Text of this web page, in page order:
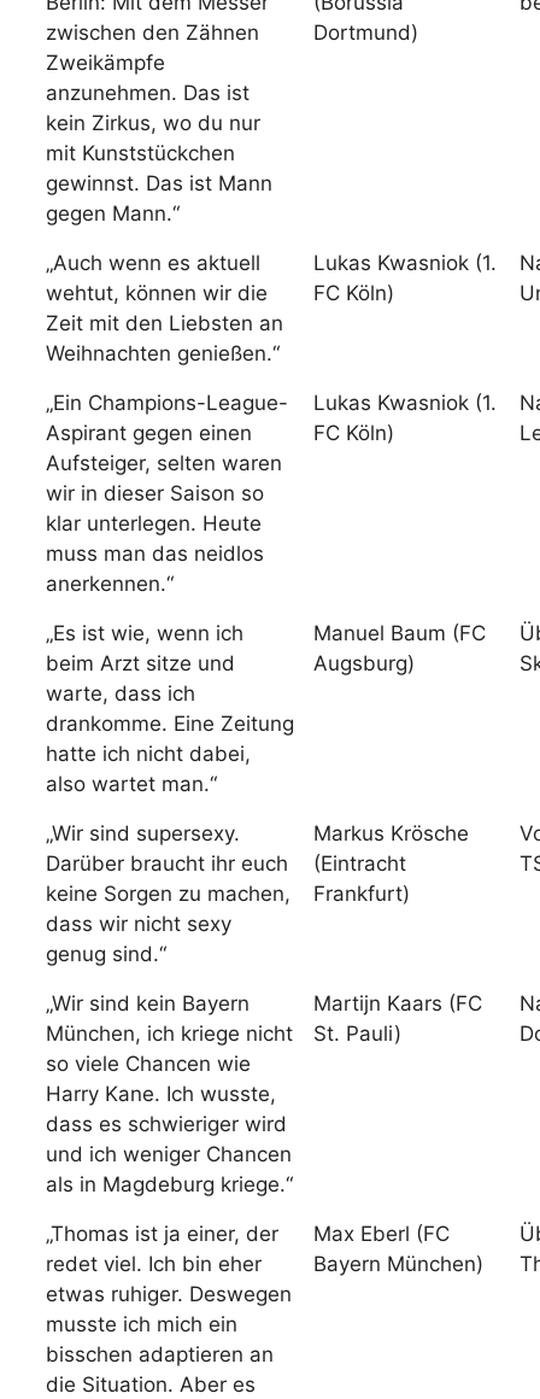
zwischen den Zähnen
Zweikämpfe
anzunehmen. Das ist
kein Zirkus, wo du nur
mit Kunststückchen
gewinnst. Das ist Mann
gegen Mann.“
Dortmund)
„Auch wenn es aktuell
wehtut, können wir die
Zeit mit den Liebsten an
Weihnachten genießen.“
Lukas Kwasniok (1.
FC Köln)
„Ein Champions-League-
Aspirant gegen einen
Aufsteiger, selten waren
wir in dieser Saison so
klar unterlegen. Heute
muss man das neidlos
anerkennen.“
Lukas Kwasniok (1.
FC Köln)
„Es ist wie, wenn ich
beim Arzt sitze und
warte, dass ich
drankomme. Eine Zeitung
hatte ich nicht dabei,
also wartet man.“
Manuel Baum (FC
Augsburg)
„Wir sind supersexy.
Darüber braucht ihr euch
keine Sorgen zu machen,
dass wir nicht sexy
genug sind.“
Markus Krösche
(Eintracht
Frankfurt)
„Wir sind kein Bayern
München, ich kriege nicht
so viele Chancen wie
Harry Kane. Ich wusste,
dass es schwieriger wird
und ich weniger Chancen
als in Magdeburg kriege.“
Martijn Kaars (FC
St. Pauli)
„Thomas ist ja einer, der
redet viel. Ich bin eher
etwas ruhiger. Deswegen
musste ich mich ein
bisschen adaptieren an
die Situation. Aber es
Max Eberl (FC
Bayern München)